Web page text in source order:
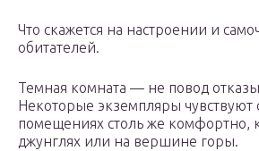
Что скажется на настроении и
обитателей.
Темная комната — не повод
Некоторые экземпляры чувствуют
помещениях столь же комфортно,
джунглях или на вершине горы.